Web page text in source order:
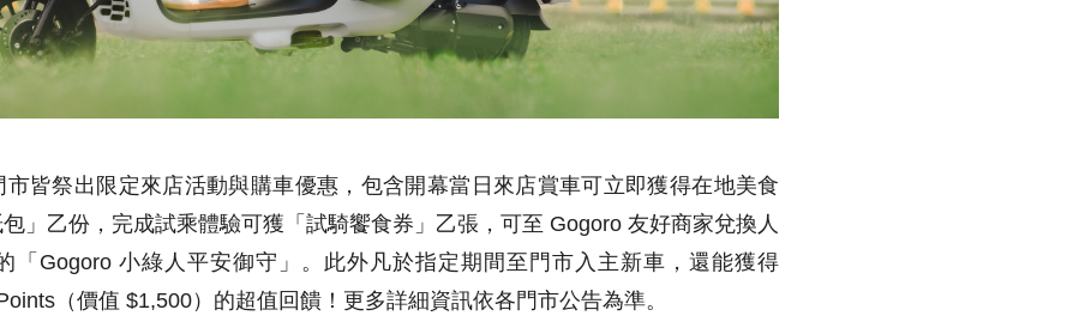
市皆祭出限定來店活動與購車優惠，包含開幕當日來店賞車可立即獲得在地美食
」乙份，完成試乘體驗可獲「試騎饗食券」乙張，可至 Gogoro 友好商家兌換人
「Gogoro 小綠人平安御守」。此外凡於指定期間至門市入主新車，還能獲得
（價值 $1,500）的超值回饋！更多詳細資訊依各門市公告為準。